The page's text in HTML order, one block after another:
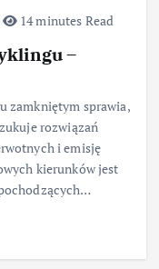
14 minutes Read
–
zamkniętym sprawia,
rozwiązań
i emisję
kierunków jest